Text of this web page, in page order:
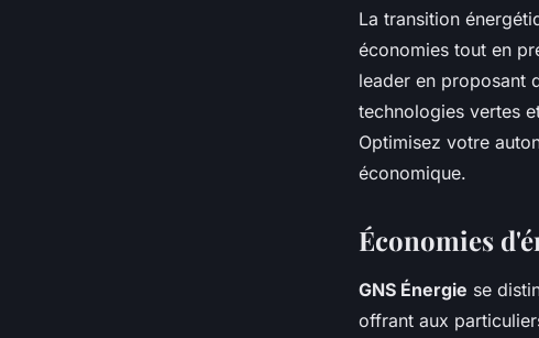
La transition
économies tout en
leader en proposant
technologies vertes
Optimisez votre
économique.
Économies
GNS Énergie se
offrant aux